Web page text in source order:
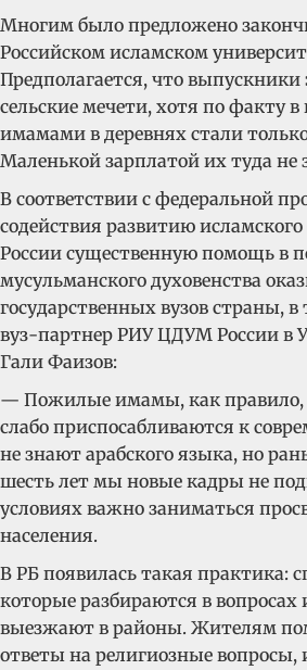
Многим было предложено
Российском исламском
Предполагается, что выпускники
сельские мечети, хотя по факту
имамами в деревнях стали
Маленькой зарплатой их туда не
В соответствии с федеральной
содействия развитию исламского
России существенную помощь в
мусульманского духовенства
государственных вузов страны,
вуз-партнер РИУ ЦДУМ России в
Гали Фаизов:
— Пожилые имамы, как правило,
слабо приспосабливаются к
не знают арабского языка, но
шесть лет мы новые кадры не
условиях важно заниматься
населения.
В РБ появилась такая практика:
которые разбираются в вопросах
выезжают в районы. Жителям
ответы на религиозные вопросы,